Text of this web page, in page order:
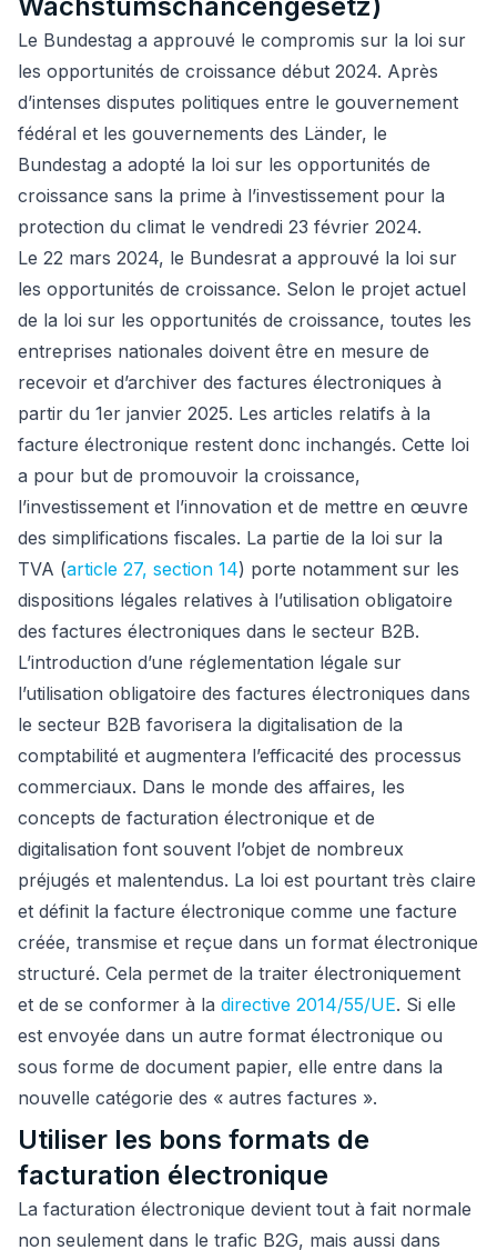
Le Bundestag a approuvé le compromis sur la loi sur
les opportunités de croissance début 2024. Après
d’intenses disputes politiques entre le gouvernement
fédéral et les gouvernements des Länder, le
Bundestag a adopté la loi sur les opportunités de
croissance sans la prime à l’investissement pour la
protection du climat le vendredi 23 février 2024.
Le 22 mars 2024, le Bundesrat a approuvé la loi sur
les opportunités de croissance. Selon le projet actuel
de la loi sur les opportunités de croissance, toutes les
entreprises nationales doivent être en mesure de
recevoir et d’archiver des factures électroniques à
partir du 1er janvier 2025. Les articles relatifs à la
facture électronique restent donc inchangés. Cette loi
a pour but de promouvoir la croissance,
l’investissement et l’innovation et de mettre en œuvre
des simplifications fiscales. La partie de la loi sur la
TVA (article 27, section 14) porte notamment sur les
dispositions légales relatives à l’utilisation obligatoire
des factures électroniques dans le secteur B2B.
L’introduction d’une réglementation légale sur
l’utilisation obligatoire des factures électroniques dans
le secteur B2B favorisera la digitalisation de la
comptabilité et augmentera l’efficacité des processus
commerciaux. Dans le monde des affaires, les
concepts de facturation électronique et de
digitalisation font souvent l’objet de nombreux
préjugés et malentendus. La loi est pourtant très claire
et définit la facture électronique comme une facture
créée, transmise et reçue dans un format électronique
structuré. Cela permet de la traiter électroniquement
et de se conformer à la directive 2014/55/UE. Si elle
est envoyée dans un autre format électronique ou
sous forme de document papier, elle entre dans la
nouvelle catégorie des « autres factures ».
Utiliser les bons formats de
facturation électronique
La facturation électronique devient tout à fait normale
non seulement dans le trafic B2G, mais aussi dans